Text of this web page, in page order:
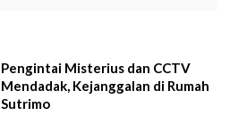
Pengintai Misterius dan CCTV
Mendadak, Kejanggalan di Rumah
Sutrimo